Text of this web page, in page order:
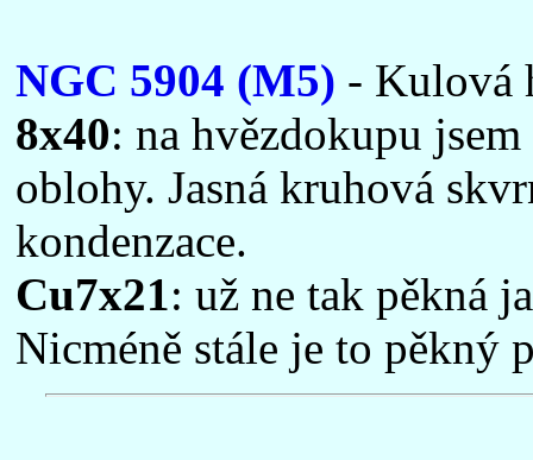
NGC 5904 (M5) - Kulová
8x40: na hvězdokupu
oblohy. Jasná kruhová
kondenzace.
Cu7x21: už ne tak pěkná
Nicméně stále je to pěkný